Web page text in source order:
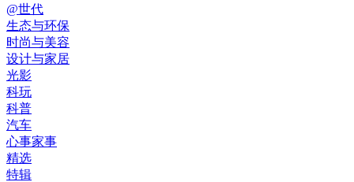
@世代
生态与环保
时尚与美容
设计与家居
光影
科玩
科普
汽车
心事家事
精选
特辑